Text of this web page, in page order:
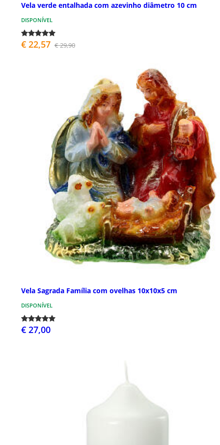
Vela verde entalhada com azevinho diâmetro 10 cm
DISPONÍVEL
€ 22,57 € 29,90
Vela Sagrada Família com ovelhas 10x10x5 cm
DISPONÍVEL
€ 27,00